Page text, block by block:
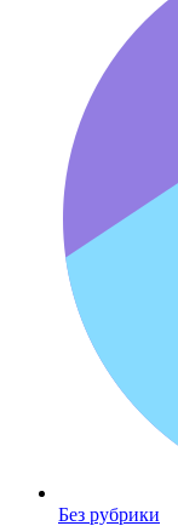
Без рубрики